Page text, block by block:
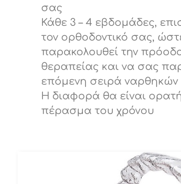
σας
Κάθε 3 – 4 εβδομάδες,
τον ορθοδοντικό σας,
παρακολουθεί την
θεραπείας και να σας
επόμενη σειρά ναρθηκών
Η διαφορά θα είναι
πέρασμα του χρόνου